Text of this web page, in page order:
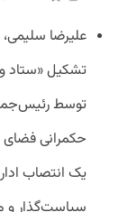
علیرضا
تشکیل «ستاد
توسط
حکمرانی فضای
یک انتصاب